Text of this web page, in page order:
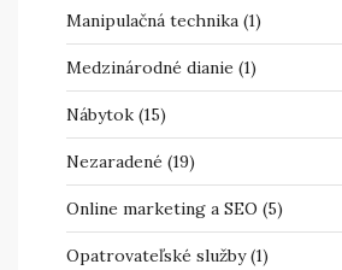
Manipulačná technika (1)
Medzinárodné dianie (1)
Nábytok (15)
Nezaradené (19)
Online marketing a SEO (5)
Opatrovateľské služby(1)